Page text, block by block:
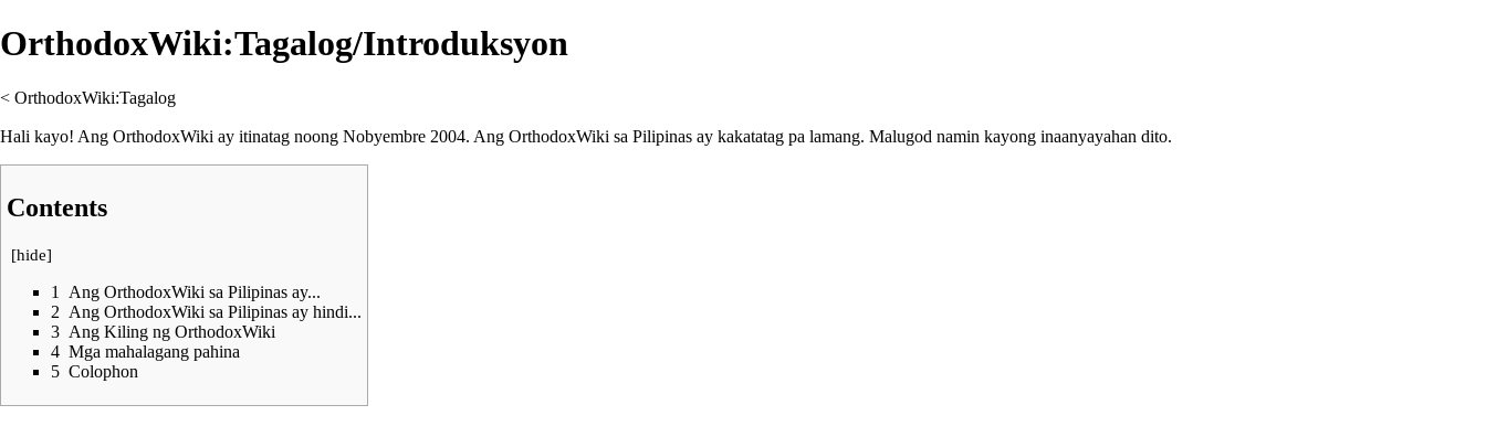
OrthodoxWiki:Tagalog/Introduksyon
< OrthodoxWiki:Tagalog
Hali kayo! Ang OrthodoxWiki ay itinatag noong Nobyembre 2004. Ang OrthodoxWiki sa Pilipinas ay kakatatag pa lamang. Malugod namin kayong inaanyayahan dito.
Contents
[hide]
1
Ang OrthodoxWiki sa Pilipinas ay...
2 Ang OrthodoxWiki sa Pilipinas ay hindi...
3 Ang Kiling ng OrthodoxWiki
4 Mga mahalagang pahina
5 Colophon